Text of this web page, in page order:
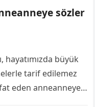
sözler
hayatımızda büyük
tarif edilemez
eden anneanneye